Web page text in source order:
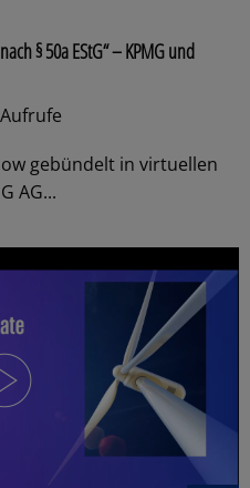
§ 50a EStG“ – KPMG und
gebündelt in virtuellen
AG...